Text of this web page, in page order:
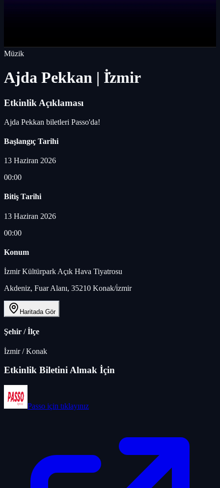
Müzik
Ajda Pekkan | İ̇zmir
Etkinlik Açıklaması
Ajda Pekkan biletleri Passo'da!
Başlangıç Tarihi
13 Haziran 2026
00:00
Bitiş Tarihi
13 Haziran 2026
00:00
Konum
İzmir Kültürpark Açık Hava Tiyatrosu
Akdeniz, Fuar Alanı, 35210 Konak/i̇zmir
Haritada Gör
Şehir / İlçe
İzmir/Konak
Etkinlik Biletini Almak İçin
Passo için tıklayınız